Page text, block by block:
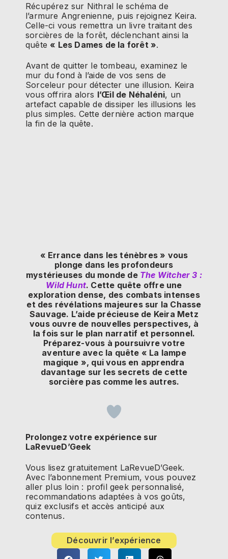
Récupérez sur Nithral le schéma de
l’armure Angrenienne, puis rejoignez Keira.
Celle-ci vous remettra un livre traitant des
sorcières de la forêt, déclenchant ainsi la
quête « Les Dames de la forêt ».
Avant de quitter le tombeau, examinez le
mur du fond à l’aide de vos sens de
Sorceleur pour détecter une illusion. Keira
vous offrira alors l’Œil de Néhaléni, un
artefact capable de dissiper les illusions les
plus simples. Cette dernière action marque
la fin de la quête.
« Errance dans les ténèbres » vous
plonge dans les profondeurs
mystérieuses du monde de The Witcher 3 :
Wild Hunt. Cette quête offre une
exploration dense, des combats intenses
et des révélations majeures sur la Chasse
Sauvage. L’aide précieuse de Keira Metz
vous ouvre de nouvelles perspectives, à
la fois sur le plan narratif et personnel.
Préparez-vous à poursuivre votre
aventure avec la quête « La lampe
magique », qui vous en apprendra
davantage sur les secrets de cette
sorcière pas comme les autres.
Prolongez votre expérience sur
LaRevueD’Geek
Vous lisez gratuitement LaRevueD’Geek.
Avec l’abonnement Premium, vous pouvez
aller plus loin : profil geek personnalisé,
recommandations adaptées à vos goûts,
quiz exclusifs et accès anticipé aux
contenus.
Découvrir l’expérience